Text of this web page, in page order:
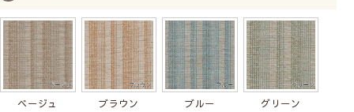
ベージュ ブラウン ブルー グリーン